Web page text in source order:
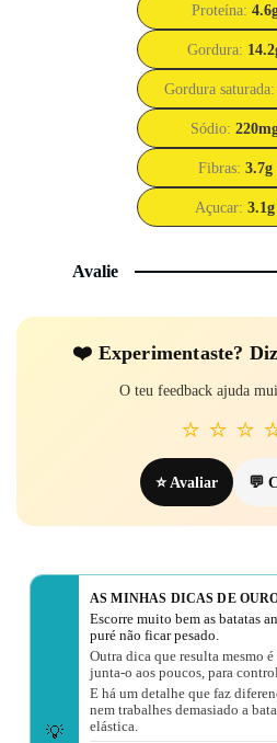
Proteína: 4.6
Gordura: 14.2
Gordura saturada:
Sódio:220
Fibras: 3.7g
Açucar:3.1g
Avalie
❤️ Experi­mentaste?
O teu feedback ajuda
⭐ ⭐ ⭐
⭐ Avaliar 💬
💡
AS MINHAS DICAS DE
Escorre muito bem as batatas
puré não ficar pesado.
Outra dica que resulta mesmo
junta-o aos poucos, para
E há um detalhe que faz
nem trabalhes demasiado a
elástica.